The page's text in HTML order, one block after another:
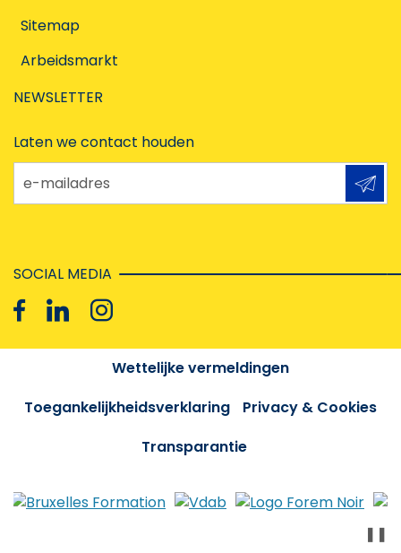
Sitemap
Arbeidsmarkt
NEWSLETTER
Laten we contact houden
e-mailadres
SOCIAL MEDIA
Wettelijke vermeldingen
Toegankelijkheidsverklaring
Privacy & Cookies
Transparantie
❚❚